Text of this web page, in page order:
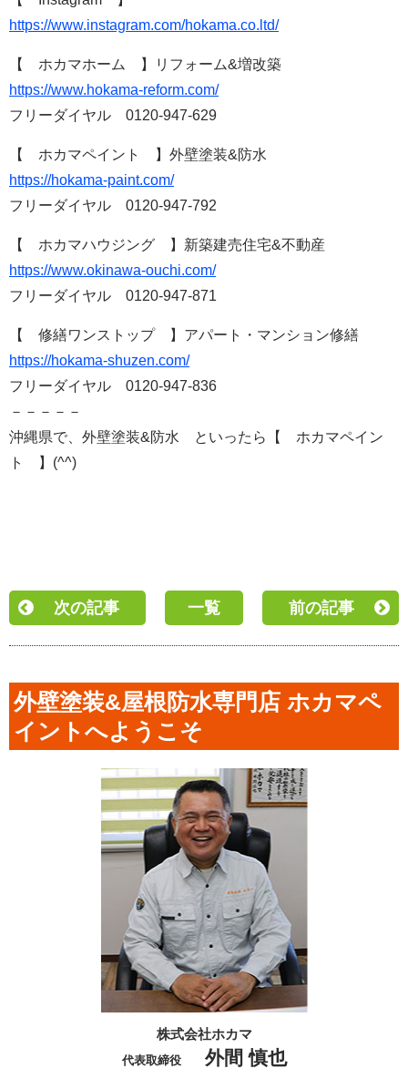
https://www.instagram.com/hokama.co.ltd/
【 ホカマホーム 】リフォーム&増改築
https://www.hokama-reform.com/
フリーダイヤル 0120-947-629
【 ホカマペイント 】外壁塗装&防水
https://hokama-paint.com/
フリーダイヤル 0120-947-792
【 ホカマハウジング 】新築建売住宅&不動産
https://www.okinawa-ouchi.com/
フリーダイヤル 0120-947-871
【 修繕ワンストップ 】アパート・マンション修繕
https://hokama-shuzen.com/
フリーダイヤル 0120-947-836
－－－－－
沖縄県で、外壁塗装&防水 といったら【 ホカマペイン
ト 】(^^)
次の記事 一覧 前の記事
外壁塗装&屋根防水専門店 ホカマペ
イントへようこそ
株式会社ホカマ
代表取締役 外間 慎也